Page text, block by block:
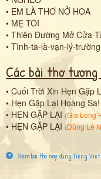
• EM LÀ THƠ NỞ HOA
• MẸ TÔI
• Thiên Đường Mở Cửa
• Tình-ta-là-vạn-lý-
Các bài thơ
• Cuối Trời Xin Hẹn Gặp
•Hẹn Gặp Lại Hoàng Sa!
• HẸN GẶP LẠI (Gia Long
•HẸN GẶP LẠI (Dũng Lê
Xem bai tho nay dung Tieng Viet